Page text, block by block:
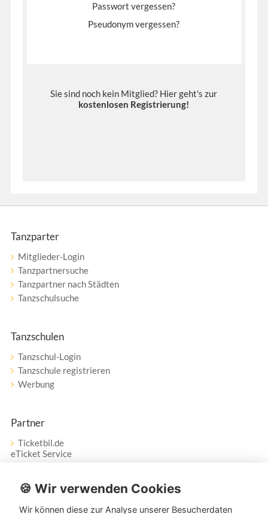
Passwort vergessen?
Pseudonym vergessen?
Sie sind noch kein Mitglied? Hier geht's zur
kostenlosen Registrierung!
Tanzparter
Mitglieder-Login
Tanzpartnersuche
Tanzpartner nach Städten
Tanzschulsuche
Tanzschulen
Tanzschul-Login
Tanzschule registrieren
Werbung
Partner
Ticketbil.de
eTicket Service
Vertrag widerrufen
🍪 Wir verwenden Cookies
Wir können diese zur Analyse unserer Besucherdaten